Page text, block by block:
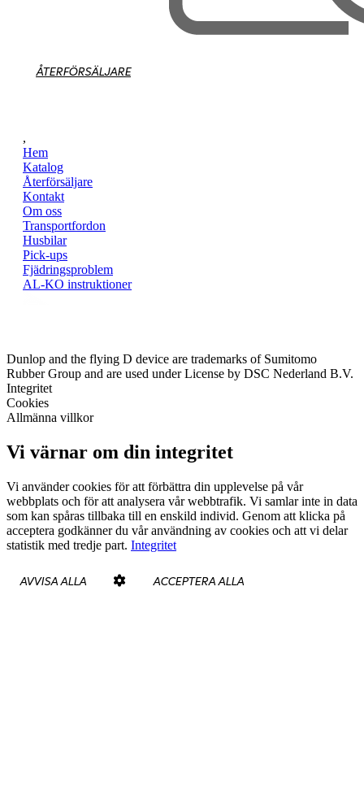
ÅTERFÖRSÄLJARE
,
Hem
Katalog
Återförsäljare
Kontakt
Om oss
Transportfordon
Husbilar
Pick-ups
Fjädringsproblem
AL-KO instruktioner
Dunlop and the flying D device are trademarks of Sumitomo
Rubber Group and are used under License by DSC Nederland B.V.
Integritet
Cookies
Allmänna villkor
Vi värnar om din integritet
Vi använder cookies för att förbättra din upplevelse på vår
webbplats och för att analysera vår webbtrafik. Vi samlar inte in data
som kan spåras tillbaka till en enskild individ. Genom att klicka på
acceptera godkänner du vår användning av cookies och att vi delar
statistik med tredje part. Integritet
AVVISA ALLA ACCEPTERA ALLA